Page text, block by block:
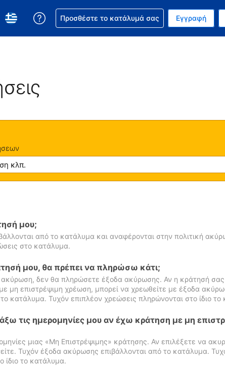
το νόμισμά σας. Το τωρινό σας νόμισμα είναι
Επιλέξτε τη γλώσσα σας. Η τωρινή σας γλώσσα είναι
Βοήθεια για την κράτησή σας
Προσθέστε το κατάλυμά σας Εγγραφή
μου;
από το κατάλυμα και αναφέρονται στην πολιτική
στο κατάλυμα.
μου, θα πρέπει να πληρώσω κάτι;
δεν θα πληρώσετε έξοδα ακύρωσης. Αν η κράτησή σας
μη επιστρέψιμη χρέωση, μπορεί να χρεωθείτε με έξοδα
κατάλυμα. Τυχόν επιπλέον χρεώσεις πληρώνονται στο ίδιο το
τις ημερομηνίες μου αν έχω κράτηση με μη
μιας «Μη Επιστρέψιμης» κράτησης. Αν επιλέξετε να
Τυχόν έξοδα ακύρωσης επιβάλλονται από το κατάλυμα.
ίδιο το κατάλυμα.